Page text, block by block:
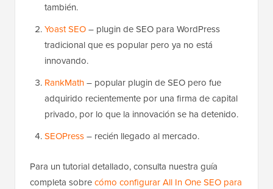
también.
Yoast SEO– plugin de SEO para WordPress
tradicional que es popular pero ya no está
innovando.
RankMath– popular plugin de SEO pero fue
adquirido recientemente por una firma de capital
privado, por lo que la innovación se ha detenido.
SEOPress– recién llegado al mercado.
Para un tutorial detallado, consulta nuestra guía
completa sobrecómo configurar All In One SEO para